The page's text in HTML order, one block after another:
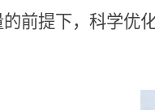
前提下，科学优